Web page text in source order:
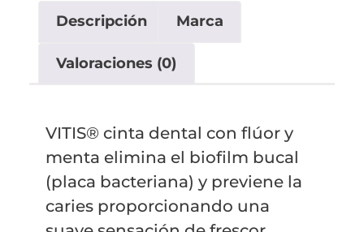
Descripción Marca
Valoraciones (0)
VITIS® cinta dental con flúor y
menta elimina el biofilm bucal
(placa bacteriana) y previene la
caries proporcionando una